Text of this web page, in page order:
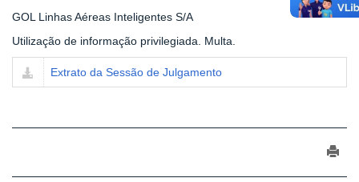
GOL Linhas Aéreas Inteligentes S/A
Utilização de informação privilegiada. Multa.
Extrato da Sessão de Julgamento